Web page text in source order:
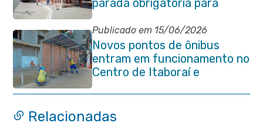
parada obrigatória para
transporte coletivo na
Avenida 22 de Maio
Publicado em 15/06/2026
Novos pontos de ônibus
entram em funcionamento no
Centro de Itaboraí e
garantem mais conforto à
população
Relacionadas